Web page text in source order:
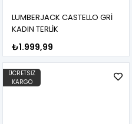
LUMBERJACK CASTELLO GRİ
KADIN TERLİK
₺1.999,99
ÜCRETSIZ
KARGO